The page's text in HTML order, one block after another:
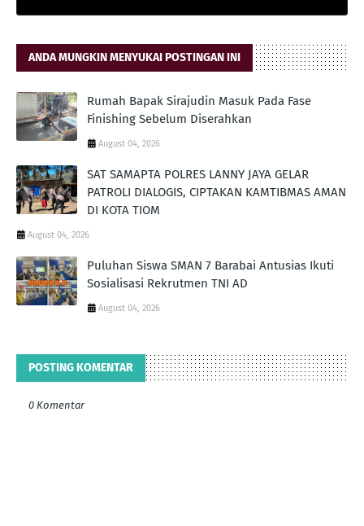
ANDA MUNGKIN MENYUKAI POSTINGAN INI
Rumah Bapak Sirajudin Masuk Pada Fase
Finishing Sebelum Diserahkan
August 04, 2026
SAT SAMAPTA POLRES LANNY JAYA GELAR
PATROLI DIALOGIS, CIPTAKAN KAMTIBMAS AMAN
DI KOTA TIOM
August 04, 2026
Puluhan Siswa SMAN 7 Barabai Antusias Ikuti
Sosialisasi Rekrutmen TNI AD
August 04, 2026
POSTING KOMENTAR
0 Komentar